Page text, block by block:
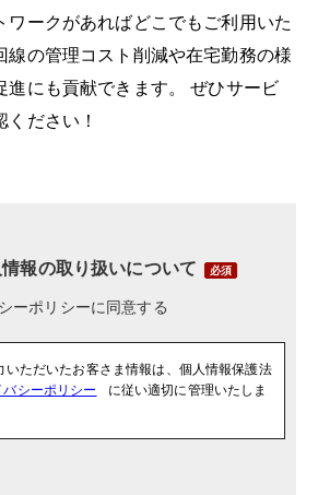
ワークがあればどこでもご利用いた
線の管理コスト削減や在宅勤務の様
進にも貢献できます。 ぜひサービ
ください！
報の取り扱いについて
いただいたお客さま情報は、個人情報保護法
バシーポリシー
に従い適切に管理いたしま